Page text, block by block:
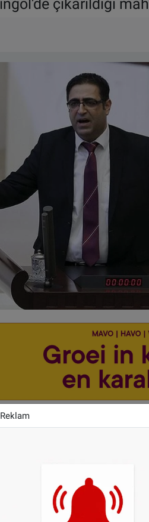
çıkarıldığı
gece Ankara'da
getirildiği Bingöl'de
Reklam